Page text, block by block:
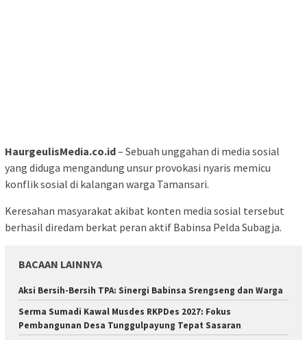
HaurgeulisMedia.co.id– Sebuah unggahan di media sosial
yang diduga mengandung unsur provokasi nyaris memicu
konflik sosial di kalangan warga Tamansari.
Keresahan masyarakat akibat konten media sosial tersebut
berhasil diredam berkat peran aktif Babinsa Pelda Subagja.
BACAAN LAINNYA
Aksi Bersih-Bersih TPA: Sinergi Babinsa Srengseng dan Warga
Serma Sumadi Kawal Musdes RKPDes 2027: Fokus
Pembangunan Desa Tunggulpayung Tepat Sasaran